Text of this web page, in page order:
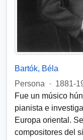
Bartók, Béla
Persona
· 1881-
Fue un músico
pianista e
Europa oriental.
compositores del